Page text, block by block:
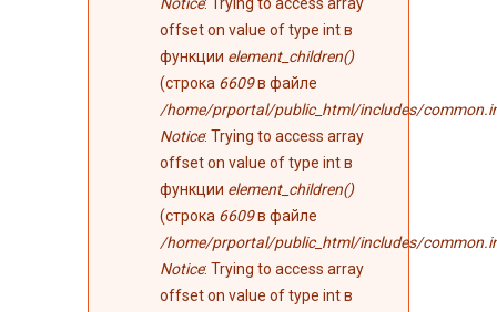
offset on value of type int в
функции element_children()
(строка 6609в файле
/home/prportal/public_html/includes/
Notice: Trying to access array
offset on value of type int в
функции element_children()
(строка 6609в файле
/home/prportal/public_html/includes/
Notice: Trying to access array
offset on value of type int в